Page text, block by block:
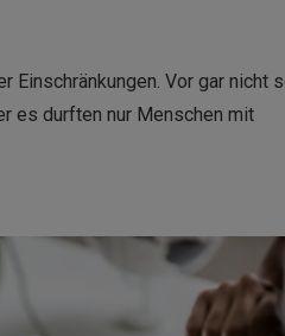
Einschränkungen. Vor gar nicht
es durften nur Menschen mit